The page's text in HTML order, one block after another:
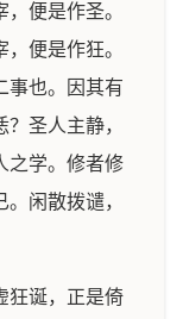
便是作圣。
便是作狂。
事也。因其有
圣人主静，
之学。修者修
闲散拨谴，
狂诞，正是倚